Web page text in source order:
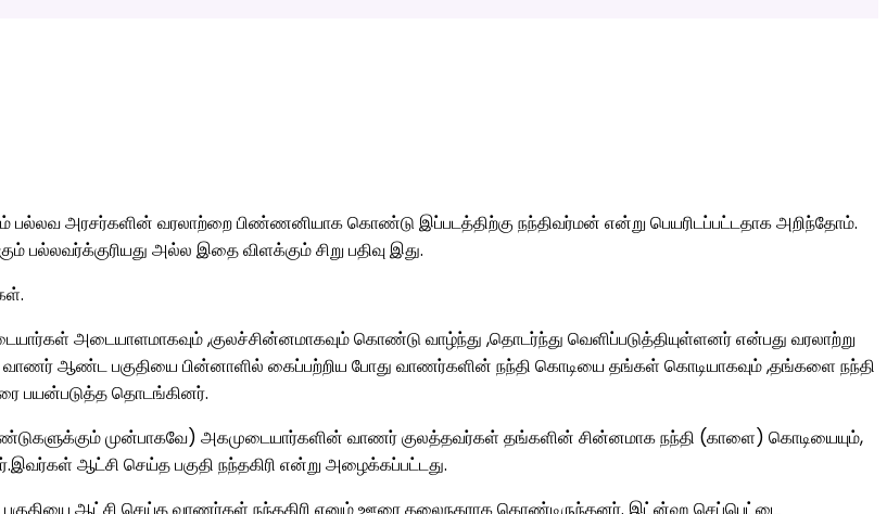
அரசர்களின் வரலாற்றை பிண்ணனியாக கொண்டு இப்படத்திற்கு நந்திவர்மன் என்று பெயரிடப்பட்டதாக அறிந்தோம்.
அல்ல இதை விளக்கும் சிறு பதிவு இது.
அடையாளமாகவும் ,குலச்சின்னமாகவும் கொண்டு வாழ்ந்து ,தொடர்ந்து வெளிப்படுத்தியுள்ளனர் என்பது வரலாற்று
ஆண்ட பகுதியை பின்னாளில் கைப்பற்றிய போது வாணர்களின் நந்தி கொடியை தங்கள் கொடியாகவும் ,தங்களை நந்தி
பயன்படுத்த தொடங்கினர்.
முன்பாகவே) அகமுடையார்களின் வாணர் குலத்தவர்கள் தங்களின் சின்னமாக நந்தி (காளை) கொடியையும்,
ஆட்சி செய்த பகுதி நந்தகிரி என்று அழைக்கப்பட்டது.